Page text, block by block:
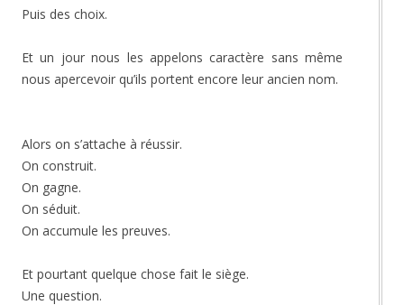
Puis des choix.
Et un jour nous les appelons caractère sans même
nous apercevoir qu’ils portent encore leur ancien nom.
Alors on s’attache à réussir.
On construit.
On gagne.
On séduit.
On accumule les preuves.
Et pourtant quelque chose fait le siège.
Une question.